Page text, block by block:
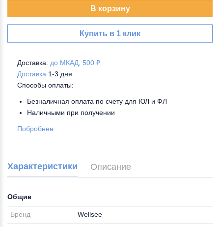
В корзину
Купить в 1 клик
Доставка: до МКАД, 500 ₽
Доставка 1-3 дня
Способы оплаты:
Безналичная оплата по счету для ЮЛ и ФЛ
Наличными при получении
Побробнее
Характеристики Описание
Общие
Бренд Wellsee